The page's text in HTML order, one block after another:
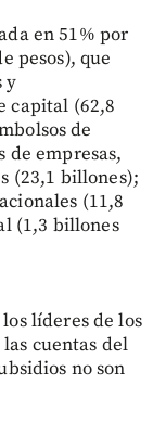
en 51% por
pesos), que
y
capital (62,8
de
empresas,
(23,1 billones);
(11,8
(1,3 billones
líderes de los
cuentas del
no son